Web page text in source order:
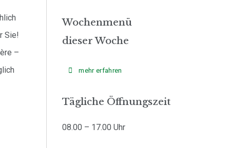
Sie!
–
Wochenmenü
dieser Woche
mehr erfahren
Tägliche Öffnungszeit
08.00 – 17.00 Uhr